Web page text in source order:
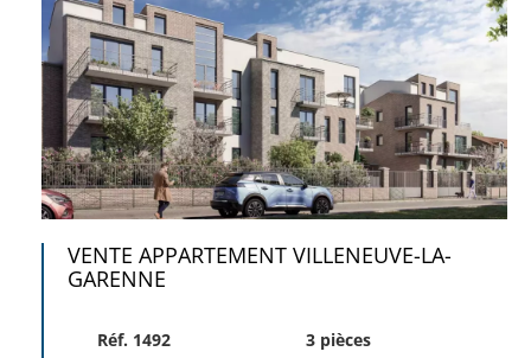
VENTE APPARTEMENT VILLENEUVE-LA-
GARENNE
Réf. 1492 3 pièces